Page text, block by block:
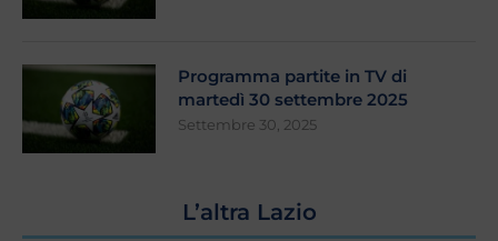
Programma partite in TV di
martedì 30 settembre 2025
Settembre 30, 2025
L’altra Lazio